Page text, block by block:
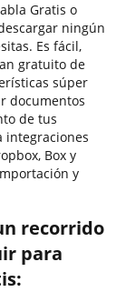
Gratis o
ningún
Es fácil,
gratuito de
súper
documentos
de tus
integraciones
Box y
y
recorrido
para